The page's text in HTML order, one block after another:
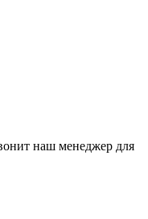
наш менеджер для